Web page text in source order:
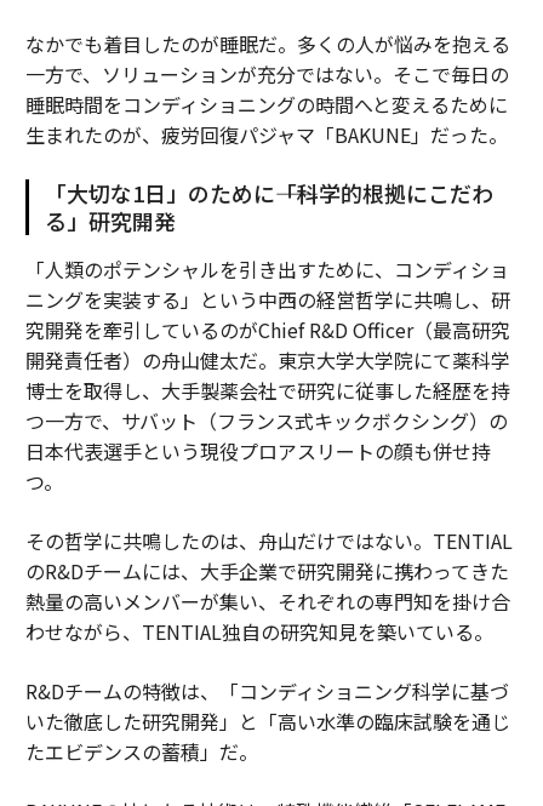
なかでも着目したのが睡眠だ。多くの人が悩みを抱える
一方で、ソリューションが充分ではない。そこで毎日の
睡眠時間をコンディショニングの時間へと変えるために
生まれたのが、疲労回復パジャマ「BAKUNE」だった。
「大切な1日」のために――「科学的根拠にこだわ
る」研究開発
「人類のポテンシャルを引き出すために、コンディショ
ニングを実装する」という中西の経営哲学に共鳴し、研
究開発を牽引しているのがChief R&D Officer（最高研究
開発責任者）の舟山健太だ。東京大学大学院にて薬科学
博士を取得し、大手製薬会社で研究に従事した経歴を持
つ一方で、サバット（フランス式キックボクシング）の
日本代表選手という現役プロアスリートの顔も併せ持
つ。
その哲学に共鳴したのは、舟山だけではない。TENTIAL
のR&Dチームには、大手企業で研究開発に携わってきた
熱量の高いメンバーが集い、それぞれの専門知を掛け合
わせながら、TENTIAL独自の研究知見を築いている。
R&Dチームの特徴は、「コンディショニング科学に基づ
いた徹底した研究開発」と「高い水準の臨床試験を通じ
たエビデンスの蓄積」だ。